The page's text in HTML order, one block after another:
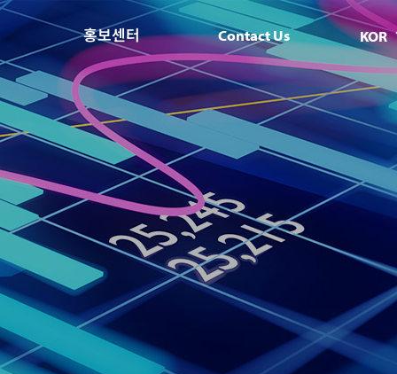
홍보센터 Contact Us KOR